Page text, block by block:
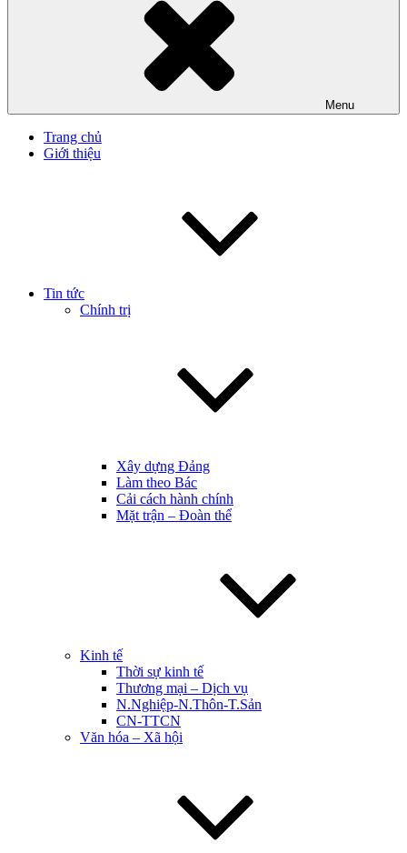
Menu
Trang chủ
Giới thiệu
Tin tức
Chính trị
Xây dựng Đảng
Làm theo Bác
Cải cách hành chính
Mặt trận – Đoàn thể
Kinh tế
Thời sự kinh tế
Thương mại – Dịch vụ
N.Nghiệp-N.Thôn-T.Sản
CN-TTCN
Văn hóa – Xã hội